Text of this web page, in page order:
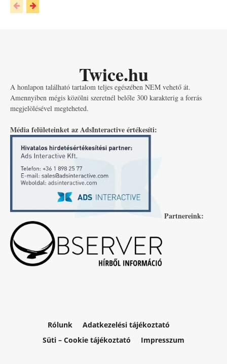
Twice.hu
A honlapon található tartalom teljes egészében NEM vehető át.
Amennyiben mégis közölni szeretnél belőle 300 karakterig a forrás
megjelölésével megteheted.
Média felületeinket az AdsInteractive értékesíti:
Partnereink:
Rólunk
Adatkezelési tájékoztató
Süti – Cookie tájékoztató
Impresszum